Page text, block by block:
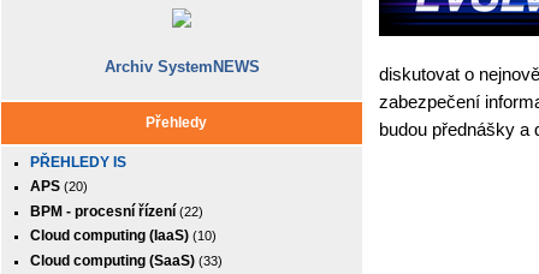
Archiv SystemNEWS
Přehledy
PŘEHLEDY IS
APS (20)
BPM - procesní řízení (22)
Cloud computing (IaaS) (10)
Cloud computing (SaaS) (33)
diskutovat o
zabezpečení
budou přednášky